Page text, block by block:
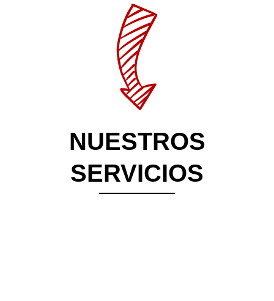
NUESTROS
SERVICIOS